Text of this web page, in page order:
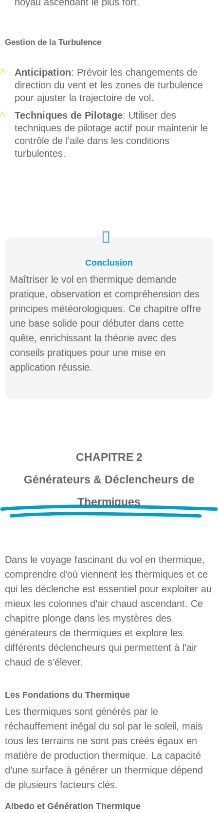
Gestion de la Turbulence
Anticipation: Prévoir les changements de
direction du vent et les zones de turbulence
pour ajuster la trajectoire de vol.
Techniques de Pilotage: Utiliser des
techniques de pilotage actif pour maintenir le
contrôle de l’aile dans les conditions
turbulentes.
Conclusion
Maîtriser le vol en thermique demande
pratique, observation et compréhension des
principes météorologiques. Ce chapitre offre
une base solide pour débuter dans cette
quête, enrichissant la théorie avec des
conseils pratiques pour une mise en
application réussie.
CHAPITRE 2
Générateurs & Déclencheurs de
Thermiques
Dans le voyage fascinant du vol en thermique,
comprendre d’où viennent les thermiques et ce
qui les déclenche est essentiel pour exploiter au
mieux les colonnes d’air chaud ascendant. Ce
chapitre plonge dans les mystères des
générateurs de thermiques et explore les
différents déclencheurs qui permettent à l’air
chaud de s’élever.
Les Fondations du Thermique
Les thermiques sont générés par le
réchauffement inégal du sol par le soleil, mais
tous les terrains ne sont pas créés égaux en
matière de production thermique. La capacité
d’une surface à générer un thermique dépend
de plusieurs facteurs clés.
Albedo et Génération Thermique